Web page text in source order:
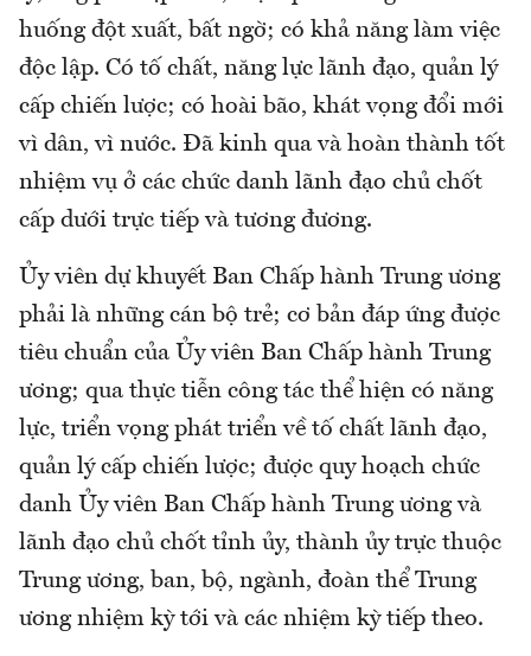
huống đột xuất, bất ngờ; có khả năng làm việc
độc lập. Có tố chất, năng lực lãnh đạo, quản lý
cấp chiến lược; có hoài bão, khát vọng đổi mới
vì dân, vì nước. Đã kinh qua và hoàn thành tốt
nhiệm vụ ở các chức danh lãnh đạo chủ chốt
cấp dưới trực tiếp và tương đương.
Ủy viên dự khuyết Ban Chấp hành Trung ương
phải là những cán bộ trẻ; cơ bản đáp ứng được
tiêu chuẩn của Ủy viên Ban Chấp hành Trung
ương; qua thực tiễn công tác thể hiện có năng
lực, triển vọng phát triển về tố chất lãnh đạo,
quản lý cấp chiến lược; được quy hoạch chức
danh Ủy viên Ban Chấp hành Trung ương và
lãnh đạo chủ chốt tỉnh ủy, thành ủy trực thuộc
Trung ương, ban, bộ, ngành, đoàn thể Trung
ương nhiệm kỳ tới và các nhiệm kỳ tiếp theo.